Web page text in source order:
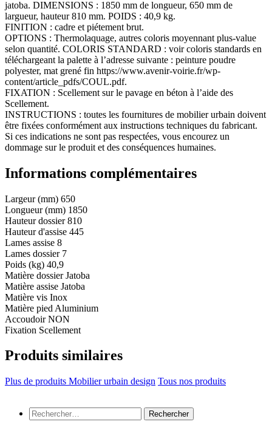
jatoba. DIMENSIONS : 1850 mm de longueur, 650 mm de
largueur, hauteur 810 mm. POIDS : 40,9 kg.
FINITION : cadre et piétement brut.
OPTIONS : Thermolaquage, autres coloris moyennant plus-value
selon quantité. COLORIS STANDARD : voir coloris standards en
téléchargeant la palette à l’adresse suivante : peinture poudre
polyester, mat grené fin https://www.avenir-voirie.fr/wp-
content/article_pdfs/COUL.pdf.
FIXATION : Scellement sur le pavage en béton à l’aide des
Scellement.
INSTRUCTIONS : toutes les fournitures de mobilier urbain doivent
être fixées conformément aux instructions techniques du fabricant.
Si ces indications ne sont pas respectées, vous encourez un
dommage sur le produit et des conséquences humaines.
Informations complémentaires
Largeur (mm) 650
Longueur (mm) 1850
Hauteur dossier 810
Hauteur d'assise 445
Lames assise 8
Lames dossier 7
Poids (kg) 40,9
Matière dossier Jatoba
Matière assise Jatoba
Matière vis Inox
Matière pied Aluminium
Accoudoir NON
Fixation Scellement
Produits similaires
Plus de produits Mobilier urbain design Tous nos produits
Rechercher :